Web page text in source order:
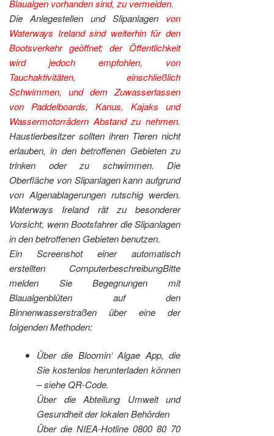
Blaualgen vorhanden sind, zu vermeiden.
Die Anlegestellen und Slipanlagen von
Waterways Ireland sind weiterhin für den
Bootsverkehr geöffnet; der Öffentlichkeit
wird jedoch empfohlen, von
Tauchaktivitäten, einschließlich
Schwimmen, und dem Zuwasserlassen
von Paddelboards, Kanus, Kajaks und
Wassermotorrädern Abstand zu nehmen.
Haustierbesitzer sollten ihren Tieren nicht
erlauben, in den betroffenen Gebieten zu
trinken oder zu schwimmen. Die
Oberfläche von Slipanlagen kann aufgrund
von Algenablagerungen rutschig werden.
Waterways Ireland rät zu besonderer
Vorsicht, wenn Bootsfahrer die Slipanlagen
in den betroffenen Gebieten benutzen.
Ein Screenshot einer automatisch
erstellten ComputerbeschreibungBitte
melden Sie Begegnungen mit
Blaualgenblüten auf den
Binnenwasserstraßen über eine der
folgenden Methoden:
Über die Bloomin‘ Algae App, die
Sie kostenlos herunterladen können
– siehe QR-Code.
Über die Abteilung Umwelt und
Gesundheit der lokalen Behörden
Über die NIEA-Hotline 0800 80 70